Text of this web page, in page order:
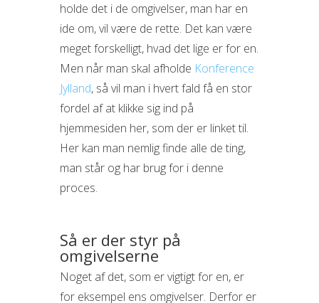
holde det i de omgivelser, man har en
ide om, vil være de rette. Det kan være
meget forskelligt, hvad det lige er for en.
Men når man skal afholde Konference
Jylland, så vil man i hvert fald få en stor
fordel af at klikke sig ind på
hjemmesiden her, som der er linket til.
Her kan man nemlig finde alle de ting,
man står og har brug for i denne
proces.
Så er der styr på
omgivelserne
Noget af det, som er vigtigt for en, er
for eksempel ens omgivelser. Derfor er